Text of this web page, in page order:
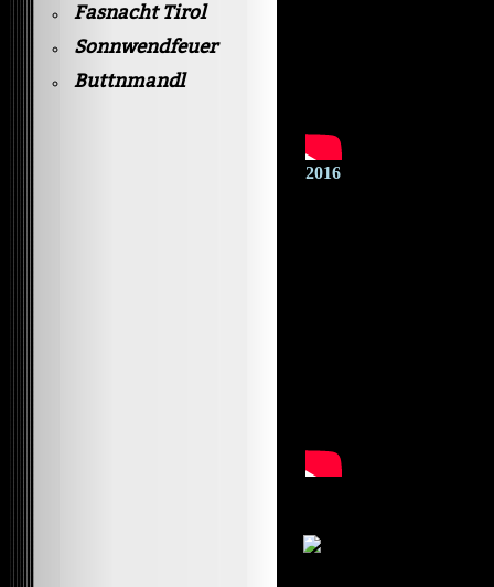
Fasnacht Tirol
Sonnwendfeuer
Buttnmandl
2016